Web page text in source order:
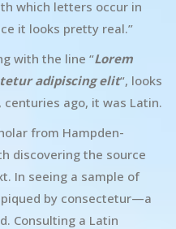
which letters occur in
it looks pretty real.”
with the line “Lorem
adipiscing elit“, looks
ago, it was Latin.
from Hampden-
discovering the source
In seeing a sample of
by consectetur—a
Consulting a Latin